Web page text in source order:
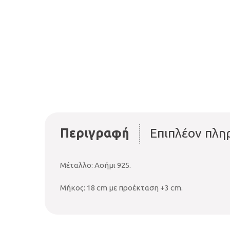
Περιγραφή Επιπλέον
Μέταλλο: Ασήμι 925.
Μήκος: 18 cm με προέκταση +3 cm.